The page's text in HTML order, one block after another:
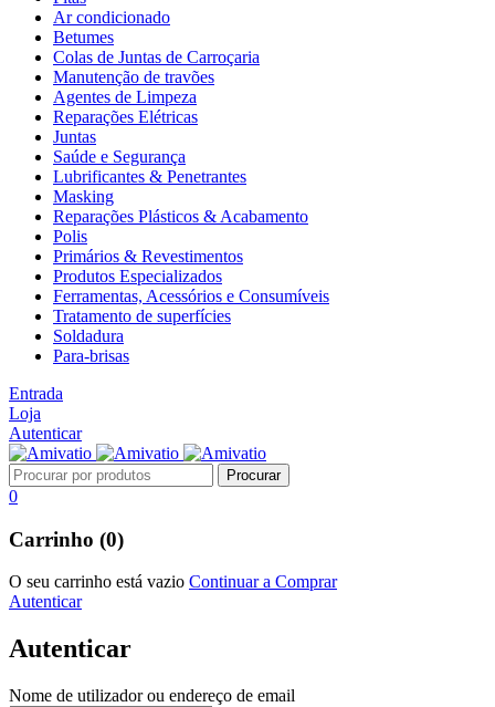
Ar condicionado
Betumes
Colas de Juntas de Carroçaria
Manutenção de travões
Agentes de Limpeza
Reparações Elétricas
Juntas
Saúde e Segurança
Lubrificantes & Penetrantes
Masking
Reparações Plásticos & Acabamento
Polis
Primários & Revestimentos
Produtos Especializados
Ferramentas, Acessórios e Consumíveis
Tratamento de superfícies
Soldadura
Para-brisas
Entrada
Loja
Autenticar
0
Carrinho (0)
O seu carrinho está vazio Continuar a Comprar
Autenticar
Autenticar
Nome de utilizador ou endereço de email